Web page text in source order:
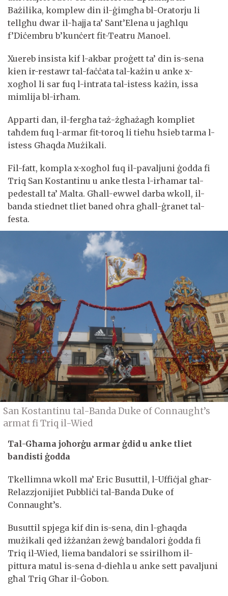
Bażilika, komplew din il-ġimgħa bl-Oratorju li
tellgħu dwar il-ħajja ta’ Sant’Elena u jagħlqu
f’Diċembru b’kunċert fit-Teatru Manoel.
Xuereb insista kif l-akbar proġett ta’ din is-sena
kien ir-restawr tal-faċċata tal-każin u anke x-
xogħol li sar fuq l-intrata tal-istess każin, issa
mimlija bl-irħam.
Apparti dan, il-fergħa taż-żgħażagħ kompliet
taħdem fuq l-armar fit-toroq li tieħu ħsieb tarma l-
istess Għaqda Mużikali.
Fil-fatt, kompla x-xogħol fuq il-pavaljuni ġodda fi
Triq San Kostantinu u anke tlesta l-irħamar tal-
pedestall ta’ Malta. Għall-ewwel darba wkoll, il-
banda stiednet tliet baned oħra għall-ġranet tal-
festa.
San Kostantinu tal-Banda Duke of Connaught’s
armat fi Triq il-Wied
Tal-Għama joħorġu armar ġdid u anke tliet
bandisti ġodda
Tkellimna wkoll ma’ Eric Busuttil, l-Uffiċjal għar-
Relazzjonijiet Pubbliċi tal-Banda Duke of
Connaught’s.
Busuttil spjega kif din is-sena, din l-għaqda
mużikali qed iżżanżan żewġ bandalori ġodda fi
Triq il-Wied, liema bandalori se ssirilhom il-
pittura matul is-sena d-dieħla u anke sett pavaljuni
għal Triq Għar il-Ġobon.